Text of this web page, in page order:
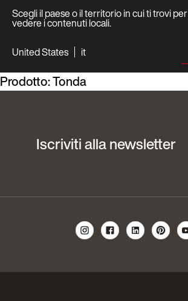
Scegli il paese o il territorio in cui ti trovi per
vedere i contenuti locali.
United States
it
Prodotto:Tonda
Iscriviti alla newsletter